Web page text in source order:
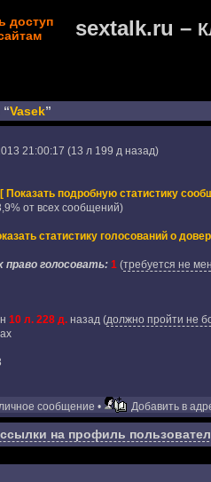
доступ
sextalk.ru –
Vasek”
21:00:17 (13 л 199 д назад)
[ Показать подробную статистику
от всех сообщений)
статистику голосований о
голосовать: 1(требуется не
10 л. 228 д.назад(должно пройти не
сообщение • Добавить в
на профиль